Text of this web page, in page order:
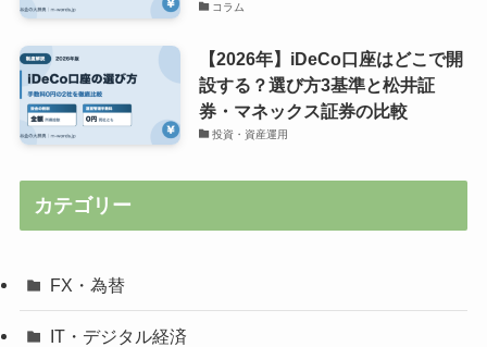
コラム
【2026年】iDeCo口座はどこで開
設する？選び方3基準と松井証
券・マネックス証券の比較
投資・資産運用
カテゴリー
FX・為替
IT・デジタル経済